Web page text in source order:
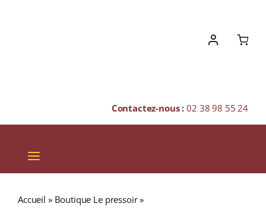
Contactez-nous :02 38 98 55 24
Toggle
Navigation
Accueil » Boutique Le pressoir»